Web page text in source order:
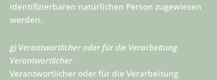
identifizierbaren natürlichen Person zugewiesen
werden.
g) Verantwortlicher oder für die Verarbeitung
Verantwortlicher
Verantwortlicher oder für die Verarbeitung